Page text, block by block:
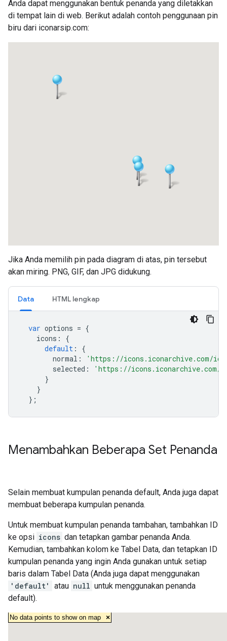
Anda dapat menggunakan bentuk penanda yang diletakkan
di tempat lain di web. Berikut adalah contoh penggunaan pin
biru dari iconarsip.com:
Jika Anda memilih pin pada diagram di atas, pin tersebut
akan miring. PNG, GIF, dan JPG didukung.
Data HTML lengkap
var options = {
icons :
{
default :
{
normal :
'https://icons.iconarchive.com/
selected :
'https://icons.iconarchive.com/
}
}
};
Menambahkan Beberapa Set Penanda
Selain membuat kumpulan penanda default, Anda juga dapat
membuat beberapa kumpulan penanda.
Untuk membuat kumpulan penanda tambahan, tambahkan ID
ke opsi icons dan tetapkan gambar penanda Anda.
Kemudian, tambahkan kolom ke Tabel Data, dan tetapkan ID
kumpulan penanda yang ingin Anda gunakan untuk setiap
baris dalam Tabel Data (Anda juga dapat menggunakan
'default'
atau null untuk menggunakan penanda
default).